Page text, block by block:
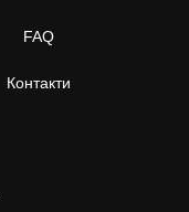
FAQ
Контакти